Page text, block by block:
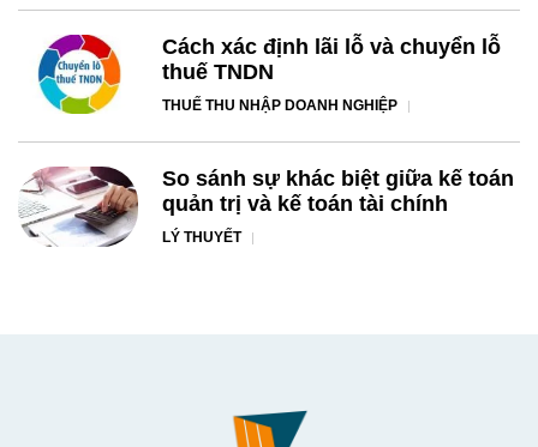
Cách xác định lãi lỗ và chuyển lỗ
thuế TNDN
THUẾ THU NHẬP DOANH NGHIỆP
So sánh sự khác biệt giữa kế toán
quản trị và kế toán tài chính
LÝ THUYẾT